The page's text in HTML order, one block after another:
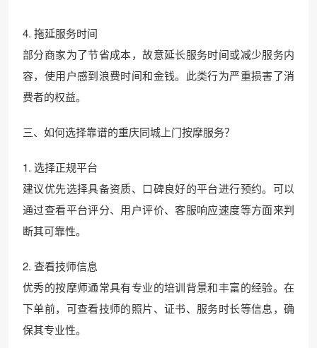
4. 拖延服务时间
部分商家为了节省成本，故意延长服务时间或减少服务内
容，使用户感到浪费时间和金钱。此类行为严重损害了消
费者的权益。
三、如何选择靠谱的重庆同城上门按摩服务？
1. 选择正规平台
建议优先选择具备资质、口碑良好的平台进行预约。可以
通过查看平台评分、用户评价、客服响应速度等方面来判
断其可靠性。
2. 查看技师信息
优秀的按摩师通常具有专业的培训背景和丰富的经验。在
下单前，可查看技师的照片、证书、服务时长等信息，确
保其专业性。